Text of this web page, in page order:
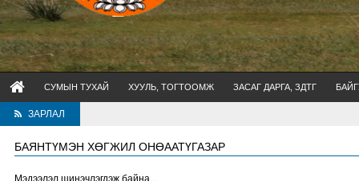
СУМЫН ТУХАЙ ХУУЛЬ, ТОГТООМЖ ЗАСАГ ДАРГА, ЗДТГ
ЗАРЛАЛ
БАЯНТҮМЭН ХӨГЖИЛ ОНӨААТҮГАЗАР
Мэдээлэл шинэчлэгдэж байна...